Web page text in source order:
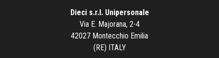
Dieci s.r.l. Unipersonale
Via E. Majorana, 2-4
42027 Montecchio Emilia
(RE) ITALY